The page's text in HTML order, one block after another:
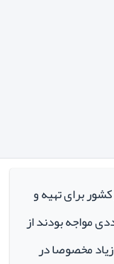
برای تهیه و
مواجه بودند از
مخصوصا در